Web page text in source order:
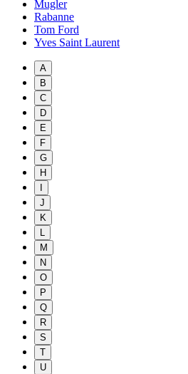
Mugler
Rabanne
Tom Ford
Yves Saint Laurent
A
B
C
D
E
F
G
H
J
K
L
M
N
O
P
Q
R
S
T
U